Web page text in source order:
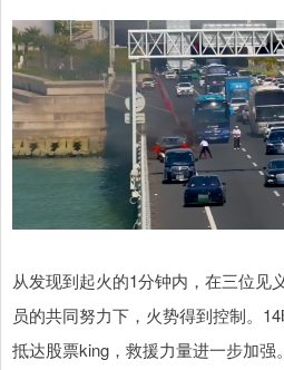
从发现到起火的1分钟内，在三位见
员的共同努力下，火势得到控制。
抵达股票king，救援力量进一步加强